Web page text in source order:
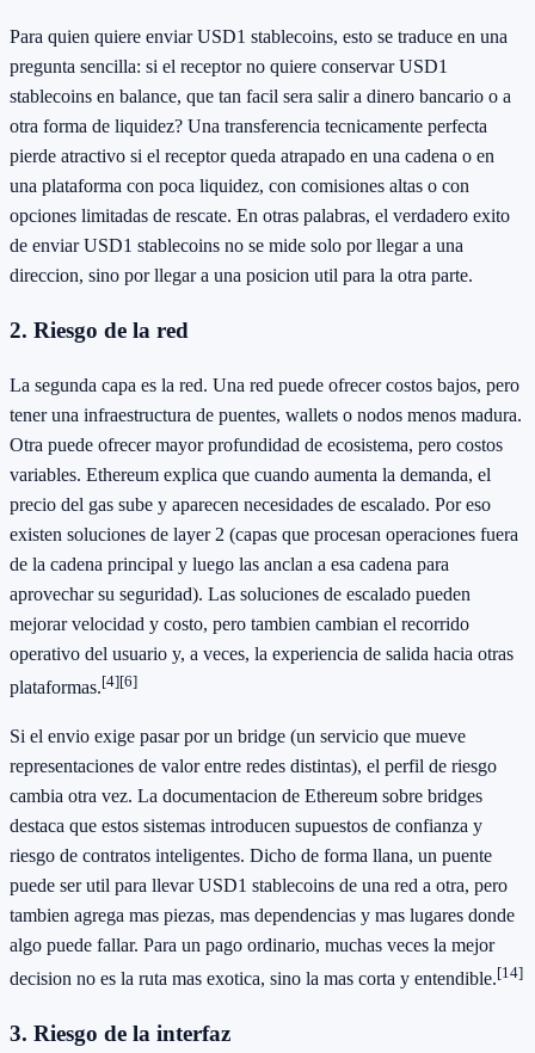
Para quien quiere enviar USD1 stablecoins, esto se traduce en una
pregunta sencilla: si el receptor no quiere conservar USD1
stablecoins en balance, que tan facil sera salir a dinero bancario o a
otra forma de liquidez? Una transferencia tecnicamente perfecta
pierde atractivo si el receptor queda atrapado en una cadena o en
una plataforma con poca liquidez, con comisiones altas o con
opciones limitadas de rescate. En otras palabras, el verdadero exito
de enviar USD1 stablecoins no se mide solo por llegar a una
direccion, sino por llegar a una posicion util para la otra parte.
2. Riesgo de la red
La segunda capa es la red. Una red puede ofrecer costos bajos, pero
tener una infraestructura de puentes, wallets o nodos menos madura.
Otra puede ofrecer mayor profundidad de ecosistema, pero costos
variables. Ethereum explica que cuando aumenta la demanda, el
precio del gas sube y aparecen necesidades de escalado. Por eso
existen soluciones de layer 2 (capas que procesan operaciones fuera
de la cadena principal y luego las anclan a esa cadena para
aprovechar su seguridad). Las soluciones de escalado pueden
mejorar velocidad y costo, pero tambien cambian el recorrido
operativo del usuario y, a veces, la experiencia de salida hacia otras
plataformas.[4][6]
Si el envio exige pasar por un bridge (un servicio que mueve
representaciones de valor entre redes distintas), el perfil de riesgo
cambia otra vez. La documentacion de Ethereum sobre bridges
destaca que estos sistemas introducen supuestos de confianza y
riesgo de contratos inteligentes. Dicho de forma llana, un puente
puede ser util para llevar USD1 stablecoins de una red a otra, pero
tambien agrega mas piezas, mas dependencias y mas lugares donde
algo puede fallar. Para un pago ordinario, muchas veces la mejor
decision no es la ruta mas exotica, sino la mas corta y entendible.[14]
3. Riesgo de la interfaz